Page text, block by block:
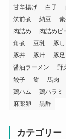
甘辛揚げ
白子
筑前煮
納豆
肉詰め
肉詰めピ
角煮
豆乳 豚
豚丼
豚汁 豚足
醤油ラーメン
野
餃子
餅 馬肉
鶏ハム
鶏ハラミ
麻薬卵
黒酢
カテゴリー